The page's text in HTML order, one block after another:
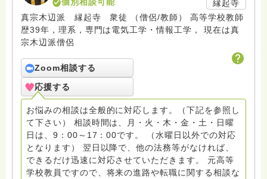
縁起寺
真宗木辺派 縁起寺 衆徒 （僧侶/教師） 高等学校教師
歴39年，理系，専門は電気工学・情報工学， 現在は真
宗木辺派僧侶
Zoom相談する
応援する
お悩みの相談は全般的に対応します。（下記を参照し
て下さい） 相談時間は、月・火・木・金・土・日曜
日は、9：00～17：00です。 （水曜日以外での対応
となります） 翌日以降で、他の法務等がなければ、
できるだけ迅速に対応させていただきます。 元高等
学校教員ですので、将来の進路や転職に関する相談な